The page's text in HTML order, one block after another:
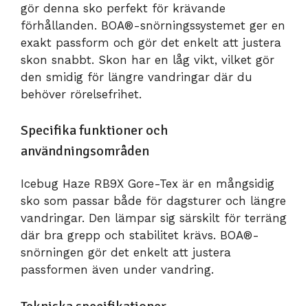
gör denna sko perfekt för krävande
förhållanden. BOA®-snörningssystemet ger en
exakt passform och gör det enkelt att justera
skon snabbt. Skon har en låg vikt, vilket gör
den smidig för längre vandringar där du
behöver rörelsefrihet.
Specifika funktioner och
användningsområden
Icebug Haze RB9X Gore-Tex är en mångsidig
sko som passar både för dagsturer och längre
vandringar. Den lämpar sig särskilt för terräng
där bra grepp och stabilitet krävs. BOA®-
snörningen gör det enkelt att justera
passformen även under vandring.